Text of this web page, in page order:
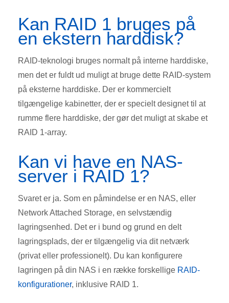
Kan RAID 1 bruges på
en ekstern harddisk?
RAID-teknologi bruges normalt på interne harddiske,
men det er fuldt ud muligt at bruge dette RAID-system
på eksterne harddiske. Der er kommercielt
tilgængelige kabinetter, der er specielt designet til at
rumme flere harddiske, der gør det muligt at skabe et
RAID 1-array.
Kan vi have en NAS-
server i RAID 1?
Svaret er ja. Som en påmindelse er en NAS, eller
Network Attached Storage, en selvstændig
lagringsenhed. Det er i bund og grund en delt
lagringsplads, der er tilgængelig via dit netværk
(privat eller professionelt). Du kan konfigurere
lagringen på din NAS i en række forskellige RAID-
konfigurationer, inklusive RAID 1.